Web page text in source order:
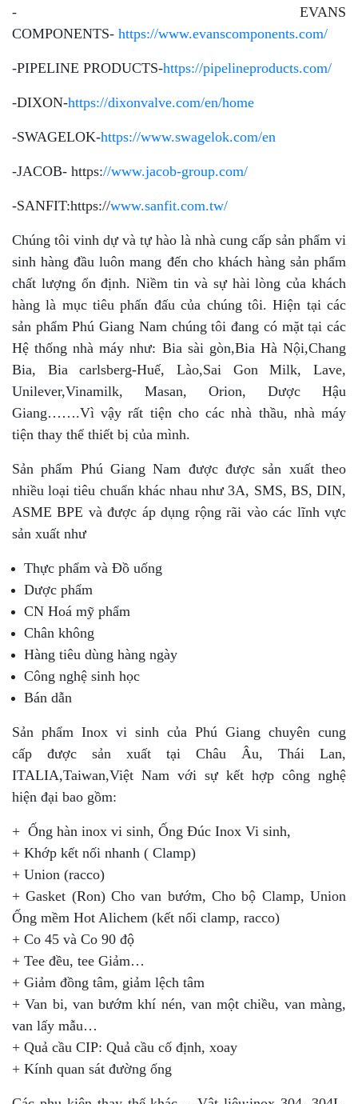
- EVANS
COMPONENTS- https://www.evanscomponents.com/
-PIPELINE PRODUCTS-https://pipelineproducts.com/
-DIXON-https://dixonvalve.com/en/home
-SWAGELOK-https://www.swagelok.com/en
-JACOB- https://www.jacob-group.com/
-SANFIT:https://www.sanfit.com.tw/
Chúng tôi vinh dự và tự hào là nhà cung cấp sản phẩm vi
sinh hàng đầu luôn mang đến cho khách hàng sản phẩm
chất lượng ổn định. Niềm tin và sự hài lòng của khách
hàng là mục tiêu phấn đấu của chúng tôi. Hiện tại các
sản phẩm Phú Giang Nam chúng tôi đang có mặt tại các
Hệ thống nhà máy như: Bia sài gòn,Bia Hà Nội,Chang
Bia, Bia carlsberg-Huế, Lào,Sai Gon Milk, Lave,
Unilever,Vinamilk, Masan, Orion, Dược Hậu
Giang…….Vì vậy rất tiện cho các nhà thầu, nhà máy
tiện thay thể thiết bị của mình.
Sản phẩm Phú Giang Nam được được sản xuất theo
nhiều loại tiêu chuẩn khác nhau như 3A, SMS, BS, DIN,
ASME BPE và được áp dụng rộng rãi vào các lĩnh vực
sản xuất như
Thực phẩm và Đồ uống
Dược phẩm
CN Hoá mỹ phẩm
Chân không
Hàng tiêu dùng hàng ngày
Công nghệ sinh học
Bán dẫn
Sản phẩm Inox vi sinh của Phú Giang chuyên cung
cấp được sản xuất tại Châu Âu, Thái Lan,
ITALIA,Taiwan,Việt Nam với sự kết hợp công nghệ
hiện đại bao gồm:
+ Ống hàn inox vi sinh, Ống Đúc Inox Vi sinh,
+ Khớp kết nối nhanh ( Clamp)
+ Union (racco)
+ Gasket (Ron) Cho van bướm, Cho bộ Clamp, Union
Ống mềm Hot Alichem (kết nối clamp, racco)
+ Co 45 và Co 90 độ
+ Tee đều, tee Giảm…
+ Giảm đồng tâm, giảm lệch tâm
+ Van bi, van bướm khí nén, van một chiều, van màng,
van lấy mẫu…
+ Quả cầu CIP: Quả cầu cố định, xoay
+ Kính quan sát đường ống